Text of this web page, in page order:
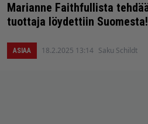
Marianne Faithfullista
tuottaja löydettiin Suomesta!
ASIAA 18.2.2025 13:14 Saku Schildt